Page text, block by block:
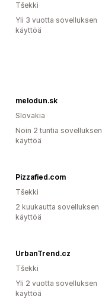
Tšekki
Yli 3 vuotta sovelluksen
käyttöä
melodun.sk
Slovakia
Noin 2 tuntia sovelluksen
käyttöä
Pizzafied.com
Tšekki
2 kuukautta sovelluksen
käyttöä
UrbanTrend.cz
Tšekki
Yli 2 vuotta sovelluksen
käyttöä